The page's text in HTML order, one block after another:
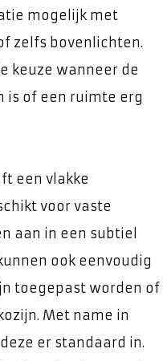
mogelijk met
zelfs bovenlichten.
keuze wanneer de
is of een ruimte erg
een vlakke
voor vaste
aan in een subtiel
ook eenvoudig
toegepast worden of
Met name in
er standaard in.